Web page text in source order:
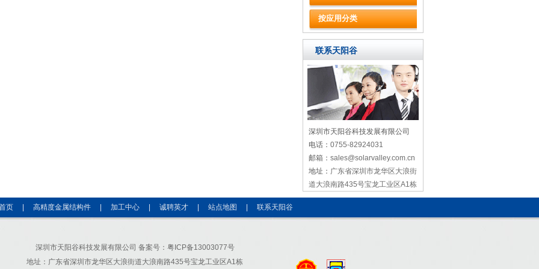
按应用分类
联系天阳谷
深圳市天阳谷科技发展有限公司
电话： 0755-82924031
邮箱： sales@solarvalley.com.cn
地址： 广东省深圳市龙华区大浪街
道大浪南路435号宝龙工业区A1栋
页 高精度金属结构件 加工中心 诚聘英才 站点地图 联系天阳谷
深圳市天阳谷科技发展有限公司 备案号：粤ICP备13003077号
地址：广东省深圳市龙华区大浪街道大浪南路435号宝龙工业区A1栋